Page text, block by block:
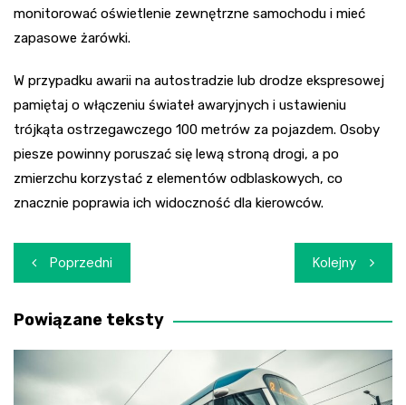
monitorować oświetlenie zewnętrzne samochodu i mieć
zapasowe żarówki.
W przypadku awarii na autostradzie lub drodze ekspresowej
pamiętaj o włączeniu świateł awaryjnych i ustawieniu
trójkąta ostrzegawczego 100 metrów za pojazdem. Osoby
piesze powinny poruszać się lewą stroną drogi, a po
zmierzchu korzystać z elementów odblaskowych, co
znacznie poprawia ich widoczność dla kierowców.
Nawigacja
wpisu
Poprzedni Kolejny
Powiązane teksty